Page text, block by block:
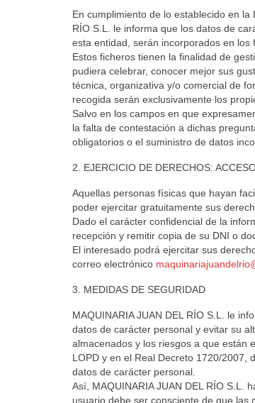
En cumplimiento de lo establecido en
RÍO S.L. le informa que los datos de
esta entidad, serán incorporados en los
Estos ficheros tienen la finalidad de
pudiera celebrar, conocer mejor sus
técnica, organizativa y/o comercial de
recogida serán exclusivamente los
Salvo en los campos en que
la falta de contestación a dichas
obligatorios o el suministro de datos
2. EJERCICIO DE DERECHOS:
Aquellas personas físicas que hayan
poder ejercitar gratuitamente sus
Dado el carácter confidencial de la
recepción y remitir copia de su DNI o
El interesado podrá ejercitar sus
correo electrónico
3. MEDIDAS DE SEGURIDAD
MAQUINARIA JUAN DEL RÍO S.L. le
datos de carácter personal y evitar su
almacenados y los riesgos a que están
LOPD y en el Real Decreto 1720/2007,
datos de carácter personal.
Así, MAQUINARIA JUAN DEL RÍO S.L.
usuario debe ser consciente de que las